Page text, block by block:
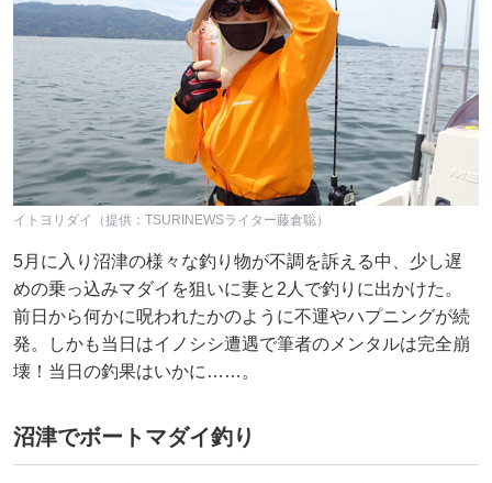
イトヨリダイ（提供：TSURINEWSライター藤倉聡）
5月に入り沼津の様々な釣り物が不調を訴える中、少し遅
めの乗っ込みマダイを狙いに妻と2人で釣りに出かけた。
前日から何かに呪われたかのように不運やハプニングが続
発。しかも当日はイノシシ遭遇で筆者のメンタルは完全崩
壊！当日の釣果はいかに……。
沼津でボートマダイ釣り